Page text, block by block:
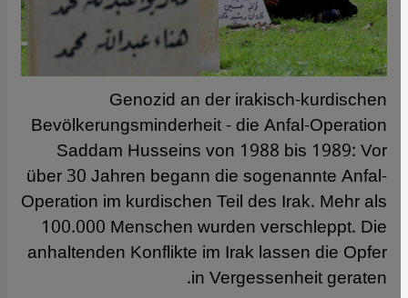
Genozid an der irakisch-kurdischen
Bevölkerungsminderheit - die Anfal-Operation
Saddam Husseins von 1988 bis 1989: Vor
über 30 Jahren begann die sogenannte Anfal-
Operation im kurdischen Teil des Irak. Mehr als
100.000 Menschen wurden verschleppt. Die
anhaltenden Konflikte im Irak lassen die Opfer
in Vergessenheit geraten.